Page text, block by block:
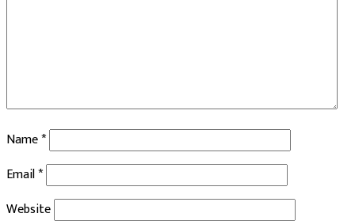
Name*
Email*
Website